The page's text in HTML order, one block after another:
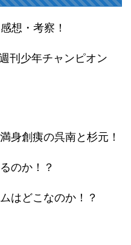
想・考察！
刊少年チャンピオン
身創痍の呉南と杉元！
のか！？
はどこなのか！？